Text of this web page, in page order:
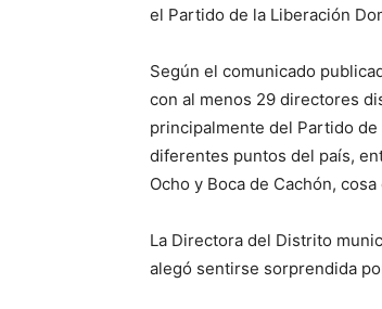
el Partido de la Liberación
Según el comunicado
con al menos 29 directores
principalmente del Partido
diferentes puntos del país,
Ocho y Boca de Cachón,
La Directora del Distrito
alegó sentirse sorprendida